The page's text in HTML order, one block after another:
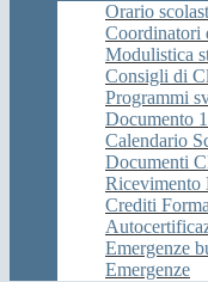
Orario
Coordinatori
Modulistica
Consigli di
Programmi
Documento
Calendario
Documenti
Ricevimento
Crediti
Emergenze
Emergenze